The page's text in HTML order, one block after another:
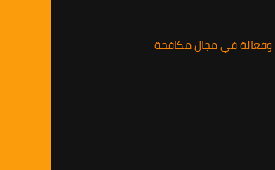
وفعالة في مجال مكافحة